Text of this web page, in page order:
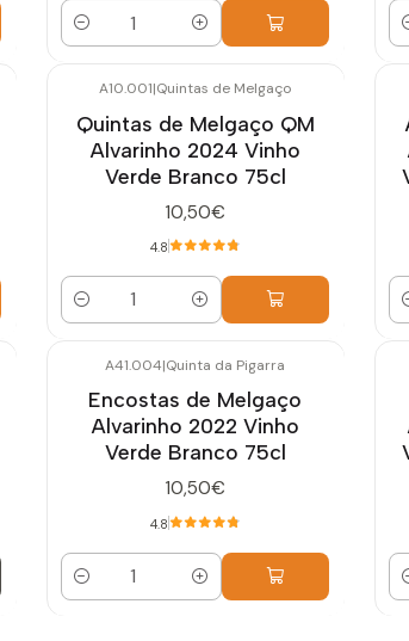
Cantidad
A10.001|Quintas de Melgaço
Quintas de Melgaço QM
Alvarinho 2024 Vinho
Verde Branco 75cl
10,50€
4.8
Cantidad
A41.004|Quinta da Pigarra
Encostas de Melgaço
Alvarinho 2022 Vinho
Verde Branco 75cl
10,50€
4.8
Cantidad